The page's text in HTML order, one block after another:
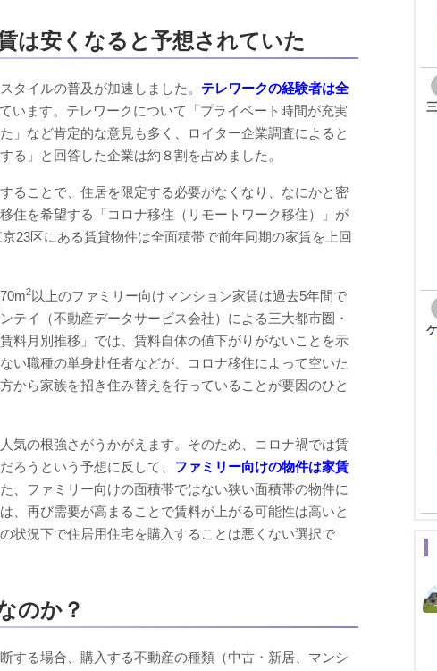
は安くなると予想されていた
タイルの普及が加速しました。 テレワークの経験者は全
います。テレワークについて「プライベート時間が充実
」など肯定的な意見も多く、ロイター企業調査によると
る」と回答した企業は約８割を占めました。
ることで、住居を限定する必要がなくなり、なにかと密
住を希望する「コロナ移住（リモートワーク移住）」が
23区にある賃貸物件は全面積帯で前年同期の家賃を上回
2以上のファミリー向けマンション家賃は過去5年間で
テイ（不動産データサービス会社）による三大都市圏・
料月別推移」では、賃料自体の値下がりがないことを示
い職種の単身赴任者などが、コロナ移住によって空いた
から家族を招き住み替えを行っていることが要因のひと
気の根強さがうかがえます。そのため、コロナ禍では賃
ろうという予想に反して、 ファミリー向けの物件は家賃
、ファミリー向けの面積帯ではない狭い面積帯の物件に
、再び需要が高まることで賃料が上がる可能性は高いと
状況下で住居用住宅を購入することは悪くない選択で
のか？
する場合、購入する不動産の種類（中古・新居、マンシ